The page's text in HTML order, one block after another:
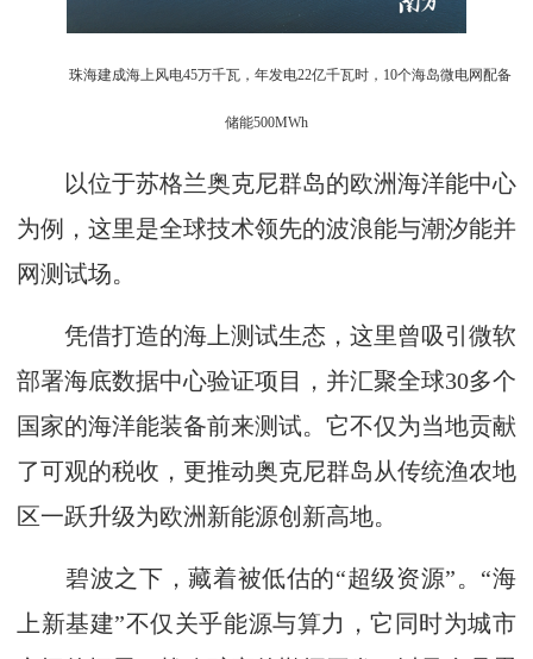
珠海建成海上风电45万千瓦，年发电22亿千瓦时，10个海岛微电网配备
储能500MWh
以位于苏格兰奥克尼群岛的欧洲海洋能中心
为例，这里是全球技术领先的波浪能与潮汐能并
网测试场。
凭借打造的海上测试生态，这里曾吸引微软
部署海底数据中心验证项目，并汇聚全球30多个
国家的海洋能装备前来测试。它不仅为当地贡献
了可观的税收，更推动奥克尼群岛从传统渔农地
区一跃升级为欧洲新能源创新高地。
碧波之下，藏着被低估的“超级资源”。“海
上新基建”不仅关乎能源与算力，它同时为城市